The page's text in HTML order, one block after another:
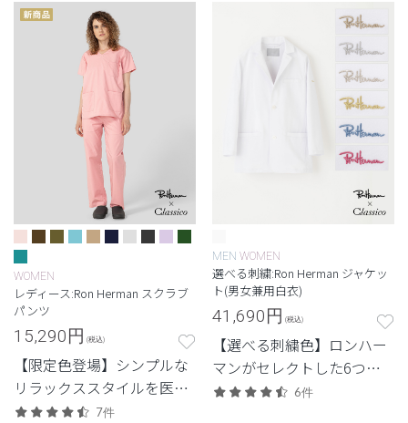
WOMEN
レディース:Ron Herman スクラブ
パンツ
15,290円 (税込)
【限定色登場】シンプルな
リラックススタイルを医療
ウェアに落とし込んだロン
7件
MEN WOMEN
選べる刺繍:Ron Herman ジャケッ
ト(男女兼用白衣)
41,690円 (税込)
【選べる刺繍色】ロンハー
マンがセレクトした6つの
刺繍色からつくる特別なジ
6件